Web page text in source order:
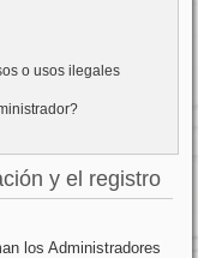
o usos ilegales
y el registro
los Administradores